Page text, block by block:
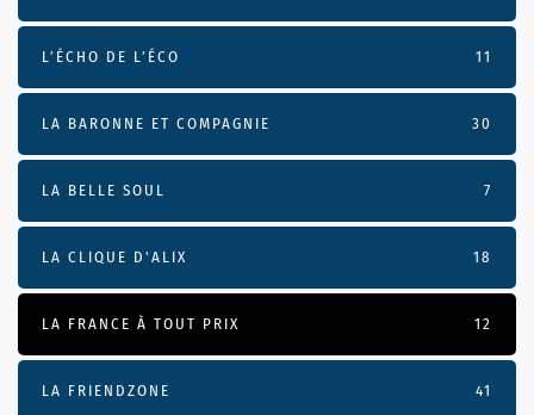
L’ÉCHO DE L’ÉCO 11
LA BARONNE ET COMPAGNIE 30
LA BELLE SOUL 7
LA CLIQUE D'ALIX 18
LA FRANCE À TOUT PRIX 12
LA FRIENDZONE 41